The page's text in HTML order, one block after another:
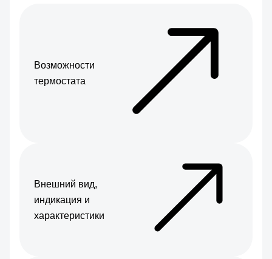
Возможности
термостата
Внешний вид,
индикация и
характеристики